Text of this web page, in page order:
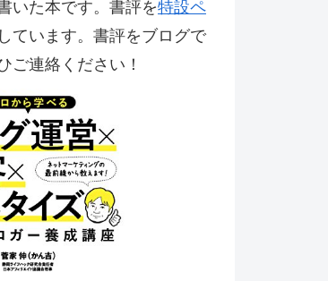
いた本です。書評を特設ペ
ています。書評をブログで
ご連絡ください！